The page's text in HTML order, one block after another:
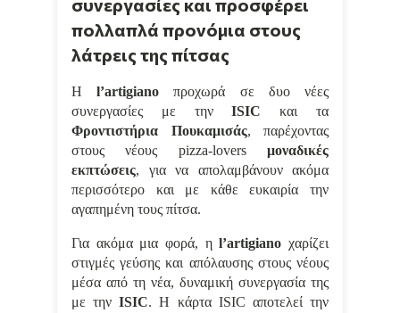
συνεργασίες και προσφέρει
πολλαπλά προνόμια στους
λάτρεις της πίτσας
Ηl’artigiano
προχωρά σε δυο νέες
συνεργασίες με τηνISICκαι τα
Φροντιστήρια Πουκαμισάς, παρέχοντας
στους νέους pizza-lovers
μοναδικές
εκπτώσεις, για να απολαμβάνουν ακόμα
περισσότερο και με κάθε ευκαιρία την
αγαπημένη τους πίτσα.
Για ακόμα μια φορά, ηl’artigiano χαρίζει
στιγμές γεύσης και απόλαυσης στους νέους
μέσα από τη νέα, δυναμική συνεργασία της
με τηνISIC. Η κάρτα ISIC αποτελεί την